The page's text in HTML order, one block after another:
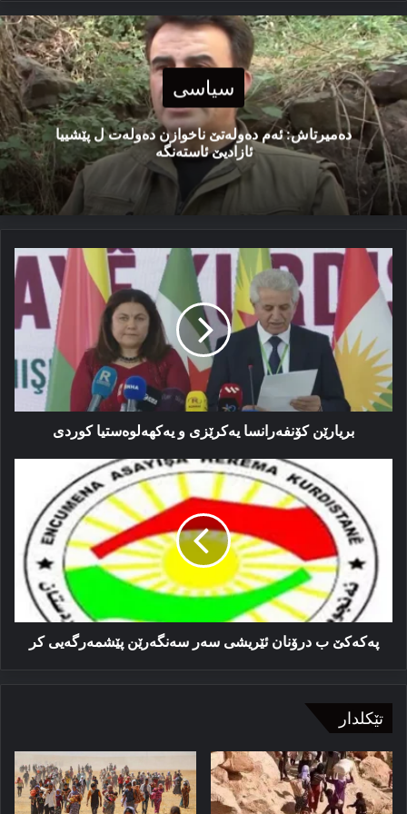
سیاسی
دەمیرتاش: ئەم دەولەتێ ناخوازن دەولەت ل پێشییا
ئازادیێ ئاستەنگە
بریارێن
کۆنفه‌رانسا
یه‌کرێزی
و
یه‌کهه‌لوه‌ستیا
کوردی
بریارێن کۆنفه‌رانسا یه‌کرێزی و یه‌کهه‌لوه‌ستیا کوردی
پەکەکێ
درۆنان
ئێریشی
سەر
سەنگەرێن
پێشمەرگەیی
کر
پەکەکێ ب درۆنان ئێریشی سەر سەنگەرێن پێشمەرگەیی کر
تێکلدار